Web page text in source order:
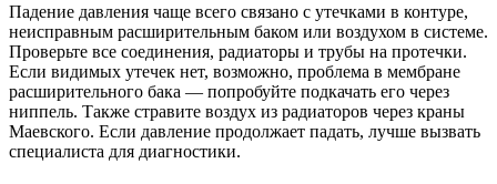
Падение давления чаще всего связано с утечками в контуре,
неисправным расширительным баком или воздухом в системе.
Проверьте все соединения, радиаторы и трубы на протечки.
Если видимых утечек нет, возможно, проблема в мембране
расширительного бака — попробуйте подкачать его через
ниппель. Также стравите воздух из радиаторов через краны
Маевского. Если давление продолжает падать, лучше вызвать
специалиста для диагностики.